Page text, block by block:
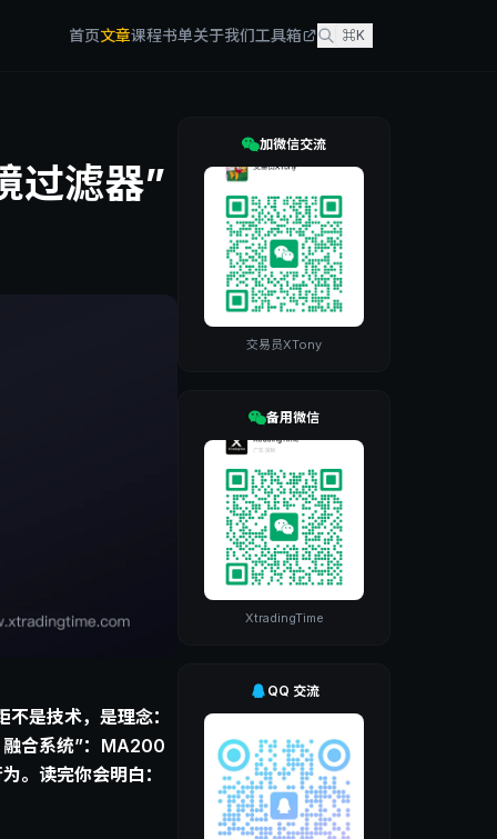
首页文章课程书单关于我们工具箱 ⌘K
过滤器”
是技术，是理念：
融合系统”：MA200
。读完你会明白：
加微信交流
交易员XTony
备用微信
XtradingTime
QQ 交流